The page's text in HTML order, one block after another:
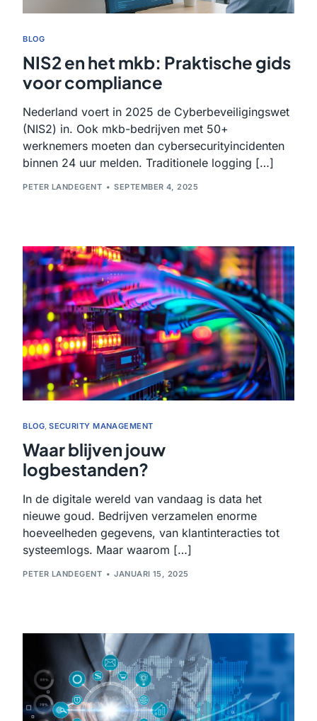
BLOG
NIS2 en het mkb: Praktische gids
voor compliance
Nederland voert in 2025 de Cyberbeveiligingswet
(NIS2) in. Ook mkb-bedrijven met 50+
werknemers moeten dan cybersecurityincidenten
binnen 24 uur melden. Traditionele logging […]
PETER LANDEGENT SEPTEMBER 4, 2025
BLOG,SECURITY MANAGEMENT
Waar blijven jouw
logbestanden?
In de digitale wereld van vandaag is data het
nieuwe goud. Bedrijven verzamelen enorme
hoeveelheden gegevens, van klantinteracties tot
systeemlogs. Maar waarom […]
PETER LANDEGENT JANUARI 15, 2025